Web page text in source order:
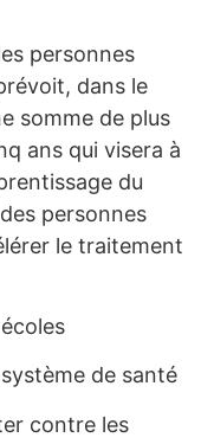
personnes
dans le
somme de plus
ans qui visera à
du
personnes
le traitement
de santé
contre les